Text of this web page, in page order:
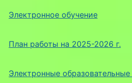
Электронное обучение
План работы на 2025-2026 г.
Электронные